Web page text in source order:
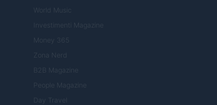
World Music
Investimenti Magazine
Money 365
Zona Nerd
B2B Magazine
People Magazine
Day Travel